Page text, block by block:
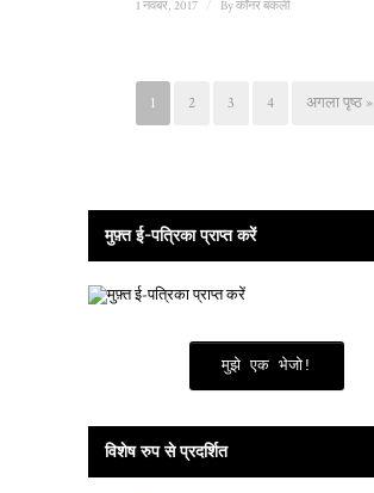
1 नवंबर, 2017 Byकॉनर बकली
1 2 3 4 अगला पृष्ठ »
मुफ़्त ई-पत्रिका प्राप्त करें
मुझे एक भेजो!
विशेष रुप से प्रदर्शित